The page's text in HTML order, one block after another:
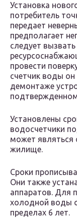
Установка
потребитель
передает
предполагает
следует
провести
счетчик воды
демонтаже
Установлены
водосчетчики
может являться
жилище.
Сроки
Они также
аппаратов. Для
холодной воды
пределах 6 лет.